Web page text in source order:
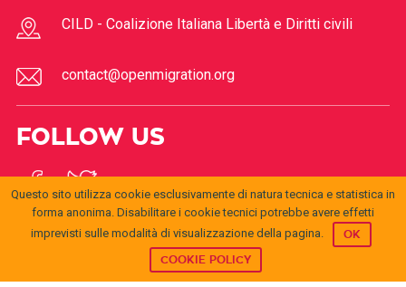
CILD - Coalizione Italiana Libertà e Diritti civili
contact@openmigration.org
FOLLOW US
© 2017Open
Questo sito utilizza cookie esclusivamente di natura tecnica e statistica in
forma anonima. Disabilitare i cookie tecnici potrebbe avere effetti
imprevisti sulle modalità di visualizzazione della pagina.
OK
COOKIE POLICY